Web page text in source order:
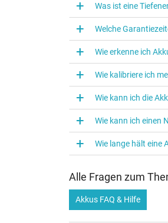
Was ist eine
Welche
Wie erkenne ich
Wie kalibriere ich
Wie kann ich die
Wie kann ich einen
Wie lange hält eine
Alle Fragen zum
Akkus FAQ & Hilfe